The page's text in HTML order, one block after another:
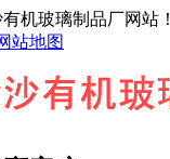
机玻璃制品厂网站！
站地图